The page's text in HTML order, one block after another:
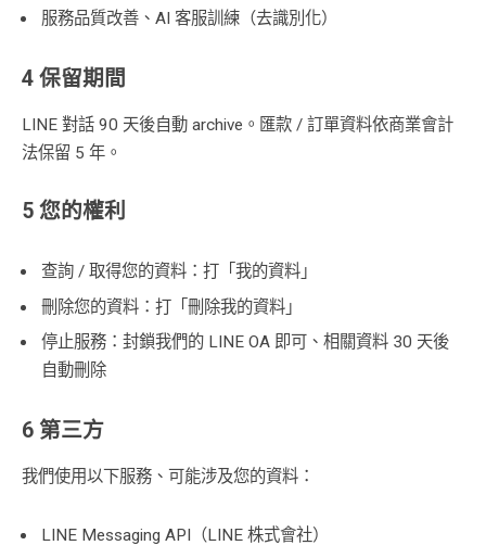
服務品質改善、AI 客服訓練（去識別化）
4 保留期間
LINE 對話 90 天後自動 archive。匯款 / 訂單資料依商業會計
法保留 5 年。
5 您的權利
查詢 / 取得您的資料：打「我的資料」
刪除您的資料：打「刪除我的資料」
停止服務：封鎖我們的 LINE OA 即可、相關資料 30 天後
自動刪除
6 第三方
我們使用以下服務、可能涉及您的資料：
LINE Messaging API（LINE 株式會社）